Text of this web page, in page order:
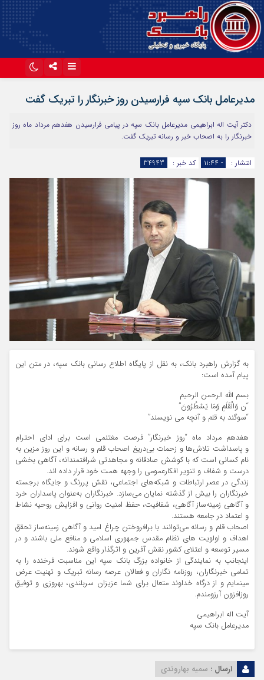
مدیرعامل بانک سپه فرارسیدن روز خبرنگار را تبریک گفت
دکتر آیت اله ابراهیمی مدیرعامل بانک سپه در پیامی فرارسیدن هفدهم مرداد ماه روز
خبرنگار را به اصحاب خبر و رسانه تبریک گفت.
انتشار : - ۱۱:۴۴ کد خبر : 34943
به گزارش راهبرد بانک، به نقل از پایگاه اطلاع رسانی بانک سپه، در متن این
پیام آمده است:
بسم الله الرحمن الرحیم
“ن وَالْقَلَمِ وَمَا یَسْطُرُونَ”
“سوگند به قلم و آنچه مى ‏نویسند”
هفدهم مرداد ماه “روز خبرنگار” فرصت مغتنمی است برای ادای احترام
و پاسداشت تلاش‌ها و زحمات بی‌دریغ اصحاب قلم و رسانه و این روز مزین به
نام کسانی است که با کوشش صادقانه و مجاهدتی شرافتمندانه، آگاهی بخشی
درست و شفاف و تنویر افکار‌عمومی را وجهه همت خود قرار داده اند.
زندگی در عصر ارتباطات و شبکه‌های اجتماعی، نقش پررنگ و جایگاه برجسته
خبرنگاران را بیش از گذشته نمایان می‌سازد. خبرنگاران به‌عنوان پاسداران خرد
و آگاهی زمینه‌ساز آگاهی، شفافیت، حفظ امنیت روانی و افزایش روحیه نشاط
و اعتماد در جامعه هستند.
اصحاب قلم و رسانه می‌توانند با برافروختن چراغ امید و آگاهی زمینه‌ساز تحقق
اهداف و اولویت های نظام مقدس جمهوری اسلامی و منافع ملی باشند و در
مسیر توسعه و اعتلای کشور نقش آفرین و اثر‌گذار واقع شوند.
اینجانب به نمایندگی از خانواده بزرگ بانک سپه این مناسبت فرخنده را به
تمامی خبرنگاران، روزنامه نگاران و فعالان عرصه رسانه تبریک و تهنیت عرض
می‏نمایم و از درگاه خداوند متعال برای شما عزیزان سربلندی، بهروزی و توفیق
روز‌افزون آرزومندم.
آیت اله ابراهیمی
مدیرعامل بانک سپه
ارسال : سمیه بهاروندی